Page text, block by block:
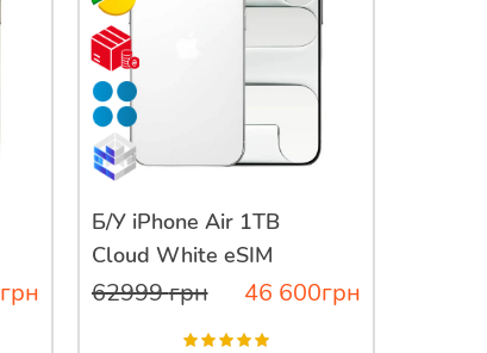
грн
Б/У iPhone Air 1TB
Cloud White eSIM
62999грн 46 600грн